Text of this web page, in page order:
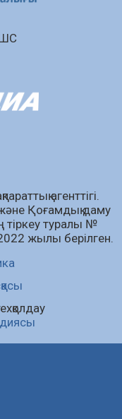
жаңа
және
көрсетті
агенттігі.
Қоғамдық даму
тіркеу туралы №
жылы берілген.